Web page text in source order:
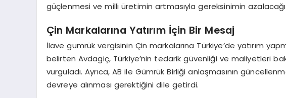
güçlenmesi ve milli üretimin artmasıyla gereksinimin
Çin Markalarına Yatırım İçin Bir Mesaj
İlave gümrük vergisinin Çin markalarına Türkiye’de yatırım
belirten Avdagiç, Türkiye’nin tedarik güvenliği ve maliyetleri
vurguladı. Ayrıca, AB ile Gümrük Birliği anlaşmasının
devreye alınması gerektiğini dile getirdi.